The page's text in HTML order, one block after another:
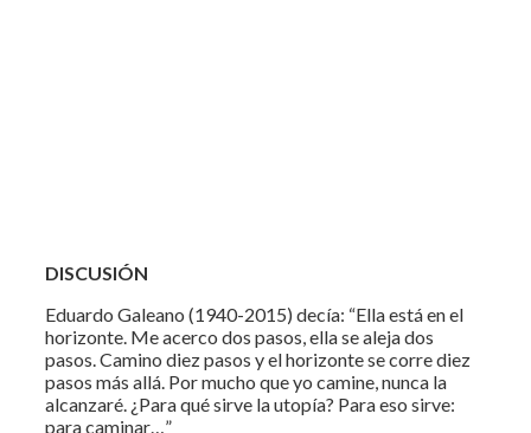
DISCUSIÓN
Eduardo Galeano (1940-2015) decía: “Ella está en el
horizonte. Me acerco dos pasos, ella se aleja dos
pasos. Camino diez pasos y el horizonte se corre diez
pasos más allá. Por mucho que yo camine, nunca la
alcanzaré. ¿Para qué sirve la utopía? Para eso sirve:
para caminar…”